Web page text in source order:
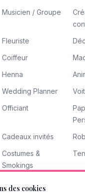
Musicien / Groupe
Fleuriste
Coiffeur
Henna
Wedding Planner
Officiant
Cadeaux invités
Costumes &
Smokings
des cookies